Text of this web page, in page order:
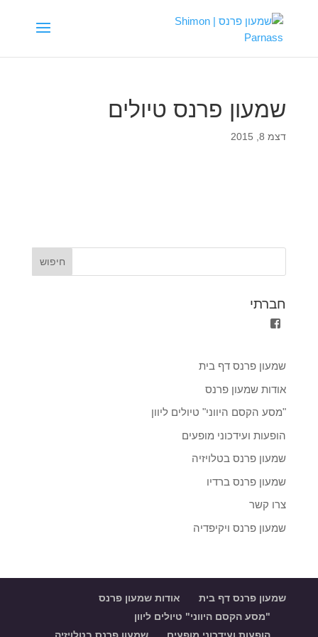
שמעון פרנס טיולים
דצמ 8, 2015
חברתי
fref=ts
Facebook
שמעון פרנס דף בית
אודות שמעון פרנס
"מסע הקסם היווני" טיולים ליוון
הופעות ועידכוני מופעים
שמעון פרנס בטלויזיה
שמעון פרנס ברדיו
צרו קשר
שמעון פרנס ויקיפדיה
שמעון פרנס דף בית
אודות שמעון פרנס
"מסע הקסם היווני" טיולים ליוון
הופעות ועידכוני מופעים
שמעון פרנס בטלויזיה